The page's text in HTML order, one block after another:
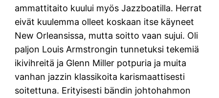
ammattitaito kuului myös Jazzboatilla. Herrat
eivät kuulemma olleet koskaan itse käyneet
New Orleansissa, mutta soitto vaan sujui. Oli
paljon Louis Armstrongin tunnetuksi tekemiä
ikivihreitä ja Glenn Miller potpuria ja muita
vanhan jazzin klassikoita karismaattisesti
soitettuna. Erityisesti bändin johtohahmon